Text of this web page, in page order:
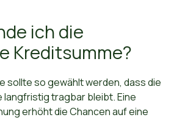
ich die
Kreditsumme?
sollte so gewählt werden, dass die
langfristig tragbar bleibt. Eine
erhöht die Chancen auf eine